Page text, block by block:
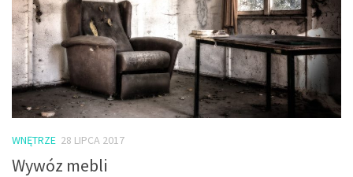
WNĘTRZE 28 LIPCA 2017
Wywóz mebli